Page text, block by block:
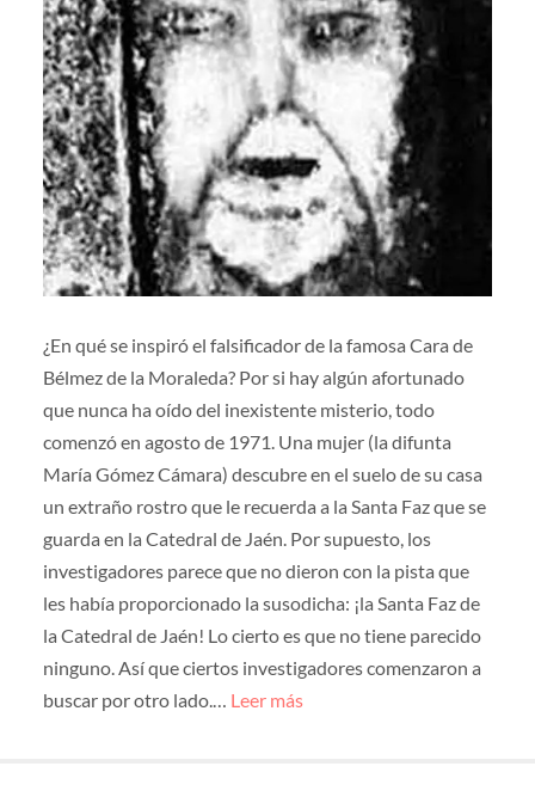
¿En qué se inspiró el falsificador de la famosa Cara de
Bélmez de la Moraleda? Por si hay algún afortunado
que nunca ha oído del inexistente misterio, todo
comenzó en agosto de 1971. Una mujer (la difunta
María Gómez Cámara) descubre en el suelo de su casa
un extraño rostro que le recuerda a la Santa Faz que se
guarda en la Catedral de Jaén. Por supuesto, los
investigadores parece que no dieron con la pista que
les había proporcionado la susodicha: ¡la Santa Faz de
la Catedral de Jaén! Lo cierto es que no tiene parecido
ninguno. Así que ciertos investigadores comenzaron a
buscar por otro lado.… Leer más